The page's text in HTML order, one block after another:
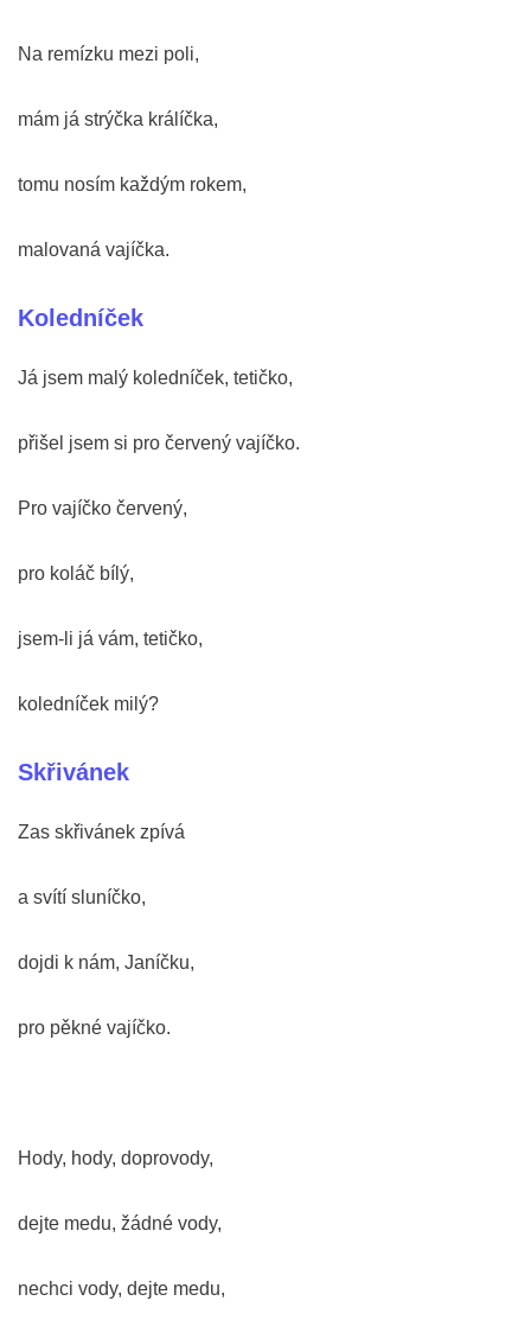
Na remízku mezi poli,
mám já strýčka králíčka,
tomu nosím každým rokem,
malovaná vajíčka.
Koledníček
Já jsem malý koledníček, tetičko,
přišel jsem si pro červený vajíčko.
Pro vajíčko červený,
pro koláč bílý,
jsem-li já vám, tetičko,
koledníček milý?
Skřivánek
Zas skřivánek zpívá
a svítí sluníčko,
dojdi k nám, Janíčku,
pro pěkné vajíčko.
Hody, hody, doprovody,
dejte medu, žádné vody,
nechci vody, dejte medu,